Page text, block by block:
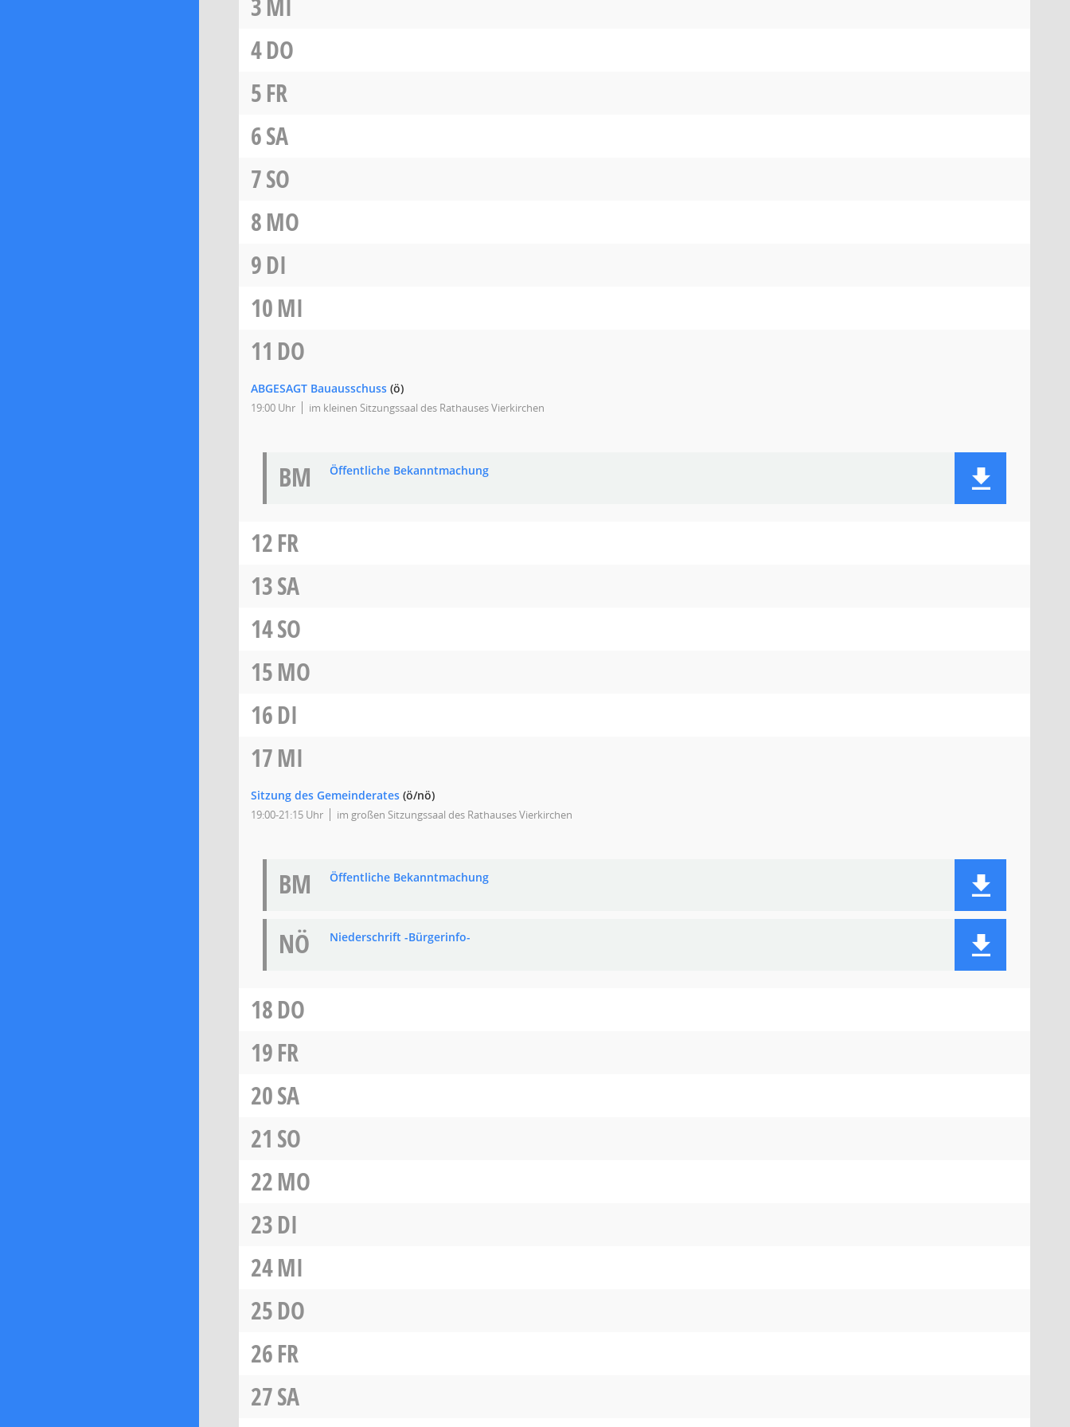
3MI
4DO
5FR
6SA
7SO
8MO
9DI
10MI
11 DO
ABGESAGT Bauausschuss (ö)
19:00 Uhr im kleinen Sitzungssaal des Rathauses Vierkirchen
BM Öffentliche Bekanntmachung
12FR
13SA
14SO
15MO
16DI
17MI
Sitzung des Gemeinderates (ö/nö)
19:00-21:15 Uhr im großen Sitzungssaal des Rathauses Vierkirchen
BM Öffentliche Bekanntmachung
NÖ Niederschrift -Bürgerinfo-
18DO
19FR
20SA
21 SO
22MO
23DI
24MI
25DO
26FR
27SA